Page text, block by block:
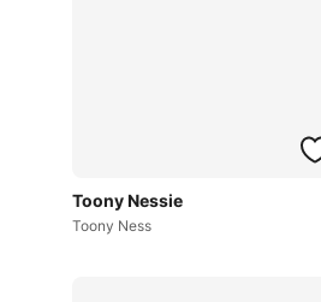
Toony Nessie
Toony Ness